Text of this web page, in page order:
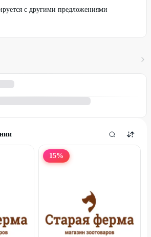
с другими предложениями
15%